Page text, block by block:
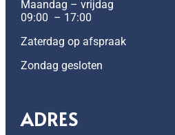
Maandag – vrijdag
09:00 – 17:00
Zaterdag op afspraak
Zondag gesloten
ADRES